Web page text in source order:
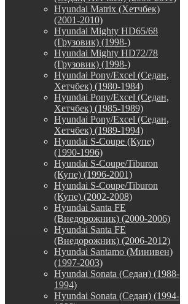
Hyundai Matrix (Хетчбек)
(2001-2010)
Hyundai Mighty HD65/68
(Грузовик) (1998-)
Hyundai Mighty HD72/78
(Грузовик) (1998-)
Hyundai Pony/Excel (Седан,
Хетчбек) (1980-1984)
Hyundai Pony/Excel (Седан,
Хетчбек) (1985-1989)
Hyundai Pony/Excel (Седан,
Хетчбек) (1989-1994)
Hyundai S-Coupe (Купе)
(1990-1996)
Hyundai S-Coupe/Tiburon
(Купе) (1996-2001)
Hyundai S-Coupe/Tiburon
(Купе) (2002-2008)
Hyundai Santa FE
(Внедорожник) (2000-2006)
Hyundai Santa FE
(Внедорожник) (2006-2012)
Hyundai Santamo (Минивен)
(1997-2003)
Hyundai Sonata (Седан) (1988-
1994)
Hyundai Sonata (Седан) (1994-